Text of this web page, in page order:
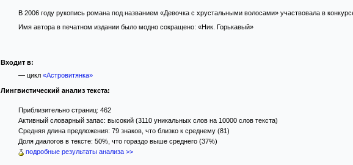
В 2006 году рукопись романа под названием «Девочка с хрустальными волосами» участвовала в
Имя автора в печатном издании было модно сокращено: «Ник. Горькавый»
Входит в:
— цикл «Астровитянка»
Лингвистический анализ текста:
Приблизительно страниц: 462
Активный словарный запас: высокий (3110 уникальных слов на 10000 слов текста)
Средняя длина предложения: 79 знаков, что близко к среднему (81)
Доля диалогов в тексте: 50%, что гораздо выше среднего (37%)
подробные результаты анализа >>